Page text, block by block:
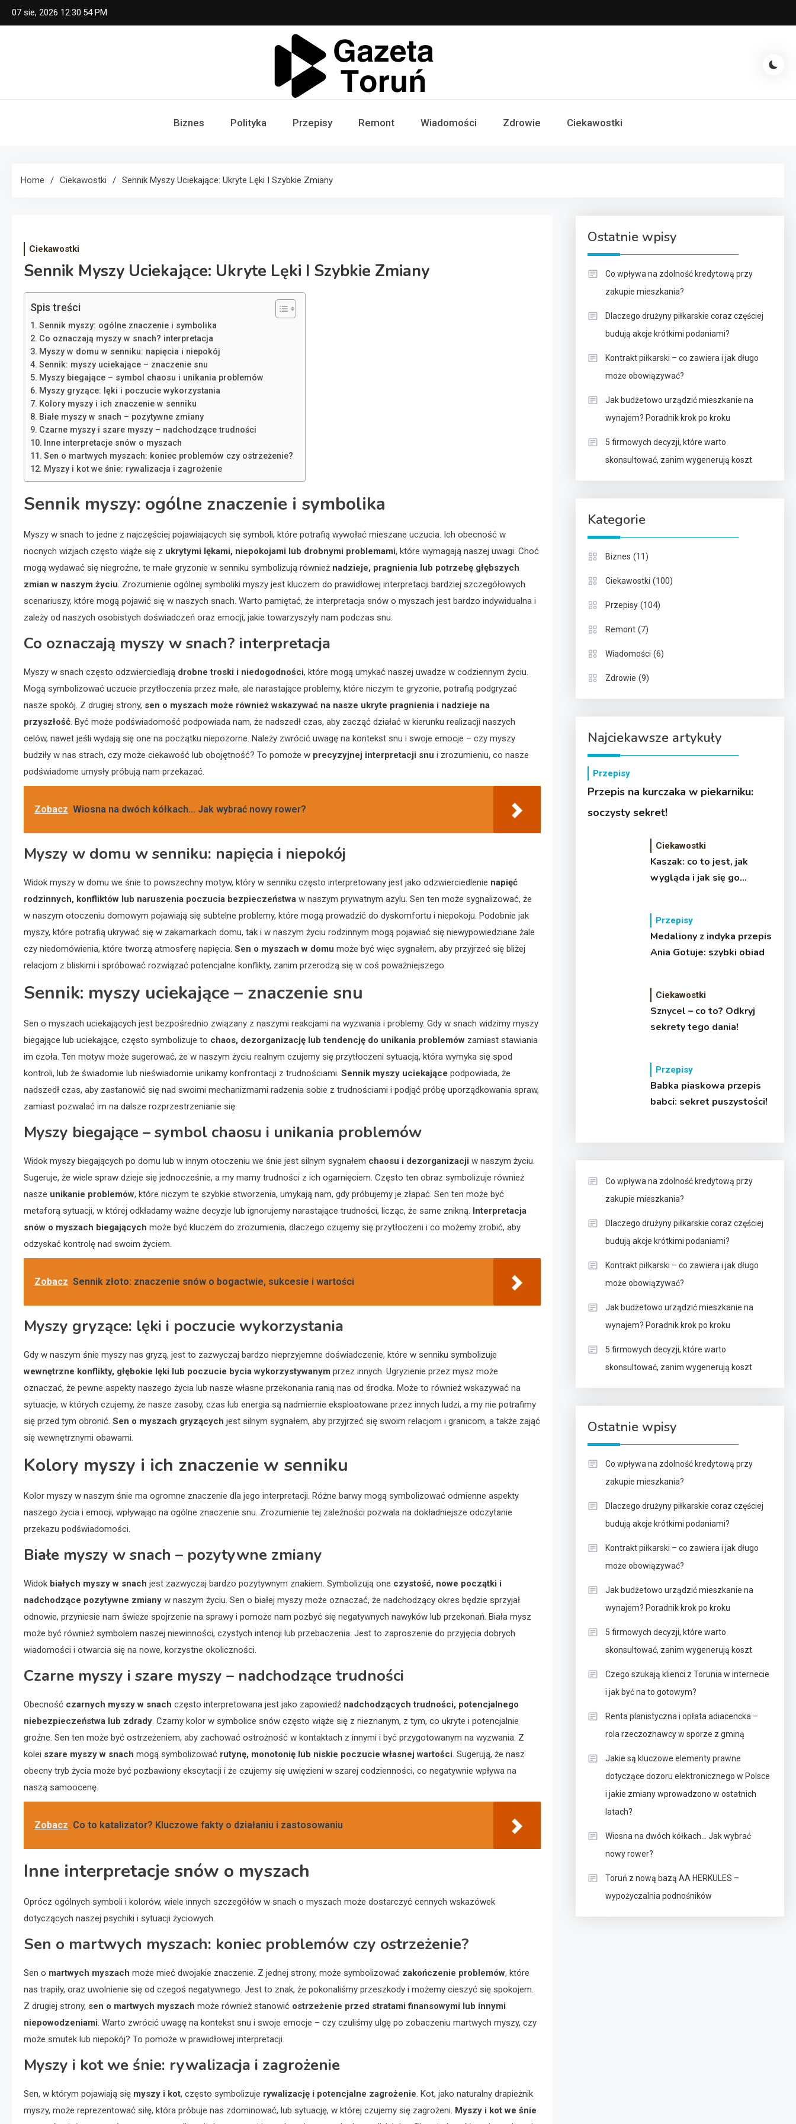
Skip
to
07 sie, 2026 12:30:55 PM
Gazeta Toruń
Biznes Polityka Przepisy Remont Wiadomości Zdrowie Ciekawostki
Home Ciekawostki Sennik Myszy Uciekające: Ukryte Lęki I Szybkie Zmiany
Ciekawostki
Sennik Myszy Uciekające: Ukryte Lęki I Szybkie Zmiany
Spis treści
Sennik myszy: ogólne znaczenie i symbolika
Co oznaczają myszy w snach? interpretacja
Myszy w domu w senniku: napięcia i niepokój
Sennik: myszy uciekające – znaczenie snu
Myszy biegające – symbol chaosu i unikania problemów
Myszy gryzące: lęki i poczucie wykorzystania
Kolory myszy i ich znaczenie w senniku
Białe myszy w snach – pozytywne zmiany
Czarne myszy i szare myszy – nadchodzące trudności
Inne interpretacje snów o myszach
Sen o martwych myszach: koniec problemów czy ostrzeżenie?
Myszy i kot we śnie: rywalizacja i zagrożenie
Sennik myszy: ogólne znaczenie i symbolika
Myszy w snach to jedne z najczęściej pojawiających się symboli, które potrafią wywołać mieszane uczucia. Ich obecność w
nocnych wizjach często wiąże się z ukrytymi lękami, niepokojami lub drobnymi problemami, które wymagają naszej uwagi. Choć
mogą wydawać się niegroźne, te małe gryzonie w senniku symbolizują również nadzieje, pragnienia lub potrzebę głębszych
zmian w naszym życiu. Zrozumienie ogólnej symboliki myszy jest kluczem do prawidłowej interpretacji bardziej szczegółowych
scenariuszy, które mogą pojawić się w naszych snach. Warto pamiętać, że interpretacja snów o myszach jest bardzo indywidualna i
zależy od naszych osobistych doświadczeń oraz emocji, jakie towarzyszyły nam podczas snu.
Co oznaczają myszy w snach? interpretacja
Myszy w snach często odzwierciedlają drobne troski i niedogodności, które mogą umykać naszej uwadze w codziennym życiu.
Mogą symbolizować uczucie przytłoczenia przez małe, ale narastające problemy, które niczym te gryzonie, potrafią podgryzać
nasze spokój. Z drugiej strony, sen o myszach może również wskazywać na nasze ukryte pragnienia i nadzieje na
przyszłość. Być może podświadomość podpowiada nam, że nadszedł czas, aby zacząć działać w kierunku realizacji naszych
celów, nawet jeśli wydają się one na początku niepozorne. Należy zwrócić uwagę na kontekst snu i swoje emocje – czy myszy
budziły w nas strach, czy może ciekawość lub obojętność? To pomoże w precyzyjnej interpretacji snu i zrozumieniu, co nasze
podświadome umysły próbują nam przekazać.
Zobacz Wiosna na dwóch kółkach... Jak wybrać nowy rower?
Myszy w domu w senniku: napięcia i niepokój
Widok myszy w domu we śnie to powszechny motyw, który w senniku często interpretowany jest jako odzwierciedlenie napięć
rodzinnych, konfliktów lub naruszenia poczucia bezpieczeństwa w naszym prywatnym azylu. Sen ten może sygnalizować, że
w naszym otoczeniu domowym pojawiają się subtelne problemy, które mogą prowadzić do dyskomfortu i niepokoju. Podobnie jak
myszy, które potrafią ukrywać się w zakamarkach domu, tak i w naszym życiu rodzinnym mogą pojawiać się niewypowiedziane żale
czy niedomówienia, które tworzą atmosferę napięcia. Sen o myszach w domu może być więc sygnałem, aby przyjrzeć się bliżej
relacjom z bliskimi i spróbować rozwiązać potencjalne konflikty, zanim przerodzą się w coś poważniejszego.
Sennik: myszy uciekające – znaczenie snu
Sen o myszach uciekających jest bezpośrednio związany z naszymi reakcjami na wyzwania i problemy. Gdy w snach widzimy myszy
biegające lub uciekające, często symbolizuje to chaos, dezorganizację lub tendencję do unikania problemów zamiast stawiania
im czoła. Ten motyw może sugerować, że w naszym życiu realnym czujemy się przytłoczeni sytuacją, która wymyka się spod
kontroli, lub że świadomie lub nieświadomie unikamy konfrontacji z trudnościami. Sennik myszy uciekające podpowiada, że
nadszedł czas, aby zastanowić się nad swoimi mechanizmami radzenia sobie z trudnościami i podjąć próbę uporządkowania spraw,
zamiast pozwalać im na dalsze rozprzestrzenianie się.
Myszy biegające – symbol chaosu i unikania problemów
Widok myszy biegających po domu lub w innym otoczeniu we śnie jest silnym sygnałem chaosu i dezorganizacji w naszym życiu.
Sugeruje, że wiele spraw dzieje się jednocześnie, a my mamy trudności z ich ogarnięciem. Często ten obraz symbolizuje również
nasze unikanie problemów, które niczym te szybkie stworzenia, umykają nam, gdy próbujemy je złapać. Sen ten może być
metaforą sytuacji, w której odkładamy ważne decyzje lub ignorujemy narastające trudności, licząc, że same znikną. Interpretacja
snów o myszach biegających może być kluczem do zrozumienia, dlaczego czujemy się przytłoczeni i co możemy zrobić, aby
odzyskać kontrolę nad swoim życiem.
Zobacz Sennik złoto: znaczenie snów o bogactwie, sukcesie i wartości
Myszy gryzące: lęki i poczucie wykorzystania
Gdy w naszym śnie myszy nas gryzą, jest to zazwyczaj bardzo nieprzyjemne doświadczenie, które w senniku symbolizuje
wewnętrzne konflikty, głębokie lęki lub poczucie bycia wykorzystywanym przez innych. Ugryzienie przez mysz może
oznaczać, że pewne aspekty naszego życia lub nasze własne przekonania ranią nas od środka. Może to również wskazywać na
sytuacje, w których czujemy, że nasze zasoby, czas lub energia są nadmiernie eksploatowane przez innych ludzi, a my nie potrafimy
się przed tym obronić. Sen o myszach gryzących jest silnym sygnałem, aby przyjrzeć się swoim relacjom i granicom, a także zająć
się wewnętrznymi obawami.
Kolory myszy i ich znaczenie w senniku
Kolor myszy w naszym śnie ma ogromne znaczenie dla jego interpretacji. Różne barwy mogą symbolizować odmienne aspekty
naszego życia i emocji, wpływając na ogólne znaczenie snu. Zrozumienie tej zależności pozwala na dokładniejsze odczytanie
przekazu podświadomości.
Białe myszy w snach – pozytywne zmiany
Widok białych myszy w snach jest zazwyczaj bardzo pozytywnym znakiem. Symbolizują one czystość, nowe początki i
nadchodzące pozytywne zmiany w naszym życiu. Sen o białej myszy może oznaczać, że nadchodzący okres będzie sprzyjał
odnowie, przyniesie nam świeże spojrzenie na sprawy i pomoże nam pozbyć się negatywnych nawyków lub przekonań. Biała mysz
może być również symbolem naszej niewinności, czystych intencji lub przebaczenia. Jest to zaproszenie do przyjęcia dobrych
wiadomości i otwarcia się na nowe, korzystne okoliczności.
Czarne myszy i szare myszy – nadchodzące trudności
Obecność czarnych myszy w snach często interpretowana jest jako zapowiedź nadchodzących trudności, potencjalnego
niebezpieczeństwa lub zdrady. Czarny kolor w symbolice snów często wiąże się z nieznanym, z tym, co ukryte i potencjalnie
groźne. Sen ten może być ostrzeżeniem, aby zachować ostrożność w kontaktach z innymi i być przygotowanym na wyzwania. Z
kolei szare myszy w snach mogą symbolizować rutynę, monotonię lub niskie poczucie własnej wartości. Sugerują, że nasz
obecny tryb życia może być pozbawiony ekscytacji i że czujemy się uwięzieni w szarej codzienności, co negatywnie wpływa na
naszą samoocenę.
Zobacz Co to katalizator? Kluczowe fakty o działaniu i zastosowaniu
Inne interpretacje snów o myszach
Oprócz ogólnych symboli i kolorów, wiele innych szczegółów w snach o myszach może dostarczyć cennych wskazówek
dotyczących naszej psychiki i sytuacji życiowych.
Sen o martwych myszach: koniec problemów czy ostrzeżenie?
Sen o martwych myszach może mieć dwojakie znaczenie. Z jednej strony, może symbolizować zakończenie problemów, które
nas trapiły, oraz uwolnienie się od czegoś negatywnego. Jest to znak, że pokonaliśmy przeszkody i możemy cieszyć się spokojem.
Z drugiej strony, sen o martwych myszach może również stanowić ostrzeżenie przed stratami finansowymi lub innymi
niepowodzeniami. Warto zwrócić uwagę na kontekst snu i swoje emocje – czy czuliśmy ulgę po zobaczeniu martwych myszy, czy
może smutek lub niepokój? To pomoże w prawidłowej interpretacji.
Myszy i kot we śnie: rywalizacja i zagrożenie
Sen, w którym pojawiają się myszy i kot, często symbolizuje rywalizację i potencjalne zagrożenie. Kot, jako naturalny drapieżnik
myszy, może reprezentować siłę, która próbuje nas zdominować, lub sytuację, w której czujemy się zagrożeni. Myszy i kot we śnie
Ostatnie wpisy
Co wpływa na zdolność kredytową przy
zakupie mieszkania?
Dlaczego drużyny piłkarskie coraz częściej
budują akcje krótkimi podaniami?
Kontrakt piłkarski – co zawiera i jak długo
może obowiązywać?
Jak budżetowo urządzić mieszkanie na
wynajem? Poradnik krok po kroku
5 firmowych decyzji, które warto
skonsultować, zanim wygenerują koszt
Kategorie
Biznes (11)
Ciekawostki (100)
Przepisy(104)
Remont(7)
Wiadomości (6)
Zdrowie (9)
Najciekawsze artykuły
Przepisy
Przepis na kurczaka w piekarniku:
soczysty sekret!
Ciekawostki
Kaszak: co to jest, jak
wygląda i jak się go
Przepisy
Medaliony z indyka przepis
Ania Gotuje: szybki obiad
Ciekawostki
Sznycel – co to? Odkryj
sekrety tego dania!
Przepisy
Babka piaskowa przepis
babci: sekret puszystości!
Co wpływa na zdolność kredytową przy
zakupie mieszkania?
Dlaczego drużyny piłkarskie coraz częściej
budują akcje krótkimi podaniami?
Kontrakt piłkarski – co zawiera i jak długo
może obowiązywać?
Jak budżetowo urządzić mieszkanie na
wynajem? Poradnik krok po kroku
5 firmowych decyzji, które warto
skonsultować, zanim wygenerują koszt
Ostatnie wpisy
Co wpływa na zdolność kredytową przy
zakupie mieszkania?
Dlaczego drużyny piłkarskie coraz częściej
budują akcje krótkimi podaniami?
Kontrakt piłkarski – co zawiera i jak długo
może obowiązywać?
Jak budżetowo urządzić mieszkanie na
wynajem? Poradnik krok po kroku
5 firmowych decyzji, które warto
skonsultować, zanim wygenerują koszt
Czego szukają klienci z Torunia w internecie
i jak być na to gotowym?
Renta planistyczna i opłata adiacencka –
rola rzeczoznawcy w sporze z gminą
Jakie są kluczowe elementy prawne
dotyczące dozoru elektronicznego w Polsce
i jakie zmiany wprowadzono w ostatnich
latach?
Wiosna na dwóch kółkach… Jak wybrać
nowy rower?
Toruń z nową bazą AA HERKULES –
wypożyczalnia podnośników